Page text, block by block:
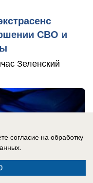
СВО и
Зеленский
согласие на обработку